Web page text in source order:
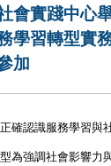
會實踐中心
學習轉型實
加
確認識服務學習與
為強調社會影響力